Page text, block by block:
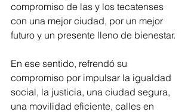
compromiso de las y los tecatenses
con una mejor ciudad, por un mejor
futuro y un presente lleno de bienestar.
En ese sentido, refrendó su
compromiso por impulsar la igualdad
social, la justicia, una ciudad segura,
una movilidad eficiente, calles en